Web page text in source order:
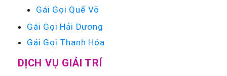
Gái Gọi Quế Võ
Gái Gọi Hải Dương
Gái Gọi Thanh Hóa
DỊCH VỤ GIẢI TRÍ